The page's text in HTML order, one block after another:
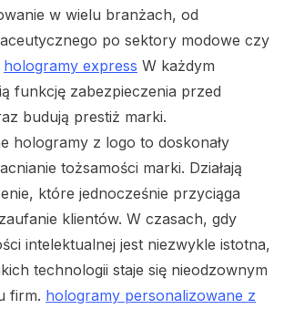
w wielu branżach, od
po sektory modowe czy
hologramy express W każdym
funkcję zabezpieczenia przed
budują prestiż marki.
hologramy z logo to doskonały
tożsamości marki. Działają
które jednocześnie przyciąga
klientów. W czasach, gdy
intelektualnej jest niezwykle istotna,
technologii staje się nieodzownym
firm. hologramy personalizowane z